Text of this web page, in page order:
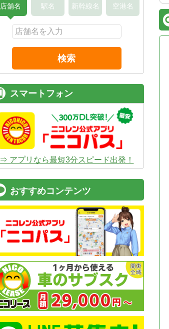
店舗名 駅名 新幹線名 空港名
検索
スマートフォン
⇒ アプリなら最短3分スピード出発！
おすすめコンテンツ